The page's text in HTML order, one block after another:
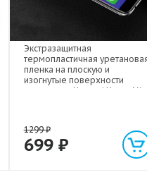
Экстразащитная
термопластичная
пленка на плоскую и
изогнутые поверхности
экрана для Huawei Honor
1299₽
699 ₽